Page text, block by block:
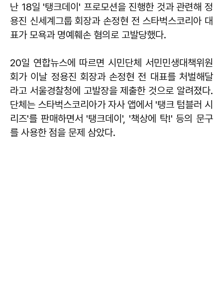
난 18일 '탱크데이' 프로모션을 진행한 것과 관련해 정
용진 신세계그룹 회장과 손정현 전 스타벅스코리아 대
표가 모욕과 명예훼손 혐의로 고발당했다.
20일 연합뉴스에 따르면 시민단체 서민민생대책위원
회가 이날 정용진 회장과 손정현 전 대표를 처벌해달
라고 서울경찰청에 고발장을 제출한 것으로 알려졌다.
단체는 스타벅스코리아가 자사 앱에서 '탱크 텀블러 시
리즈'를 판매하면서 '탱크데이', '책상에 탁!' 등의 문구
를 사용한 점을 문제 삼았다.